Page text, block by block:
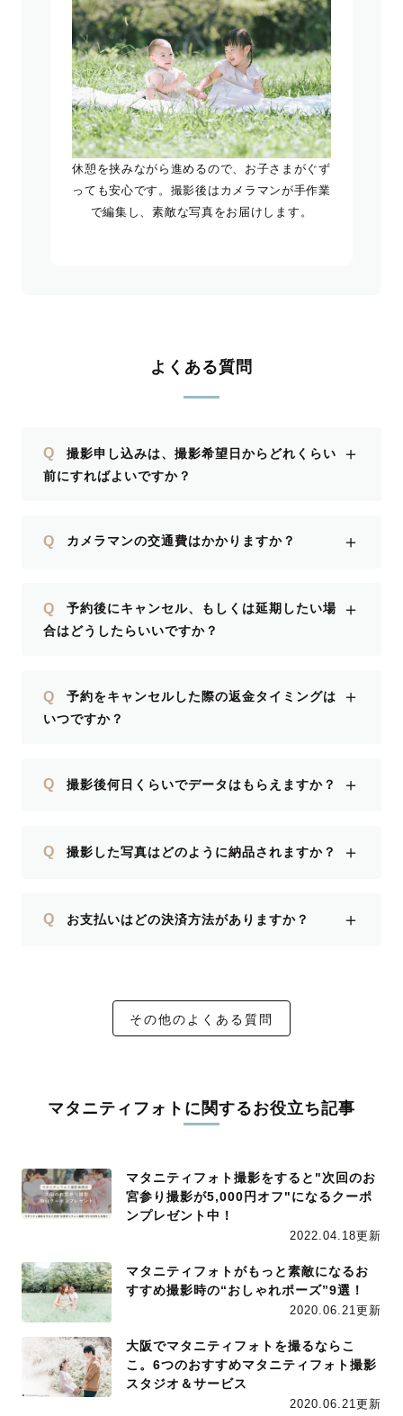
休憩を挟みながら進めるので、お子さまがぐず
っても安心です。撮影後はカメラマンが手作業
で編集し、素敵な写真をお届けします。
よくある質問
Q
撮影申し込みは、撮影希望日からどれくらい
前にすればよいですか？
＋
Q カメラマンの交通費はかかりますか？ ＋
Q
予約後にキャンセル、もしくは延期したい場
合はどうしたらいいですか？
＋
Q
予約をキャンセルした際の返金タイミングは
いつですか？
＋
Q 撮影後何日くらいでデータはもらえますか？ ＋
Q 撮影した写真はどのように納品されますか？ ＋
Q お支払いはどの決済方法がありますか？ ＋
その他のよくある質問
マタニティフォトに関するお役立ち記事
マタニティフォト撮影をすると"次回のお
宮参り撮影が5,000円オフ"になるクーポ
ンプレゼント中！
2022.04.18更新
マタニティフォトがもっと素敵になるお
すすめ撮影時の“おしゃれポーズ”9選！
2020.06.21更新
大阪でマタニティフォトを撮るならこ
こ。6つのおすすめマタニティフォト撮影
スタジオ＆サービス
2020.06.21更新